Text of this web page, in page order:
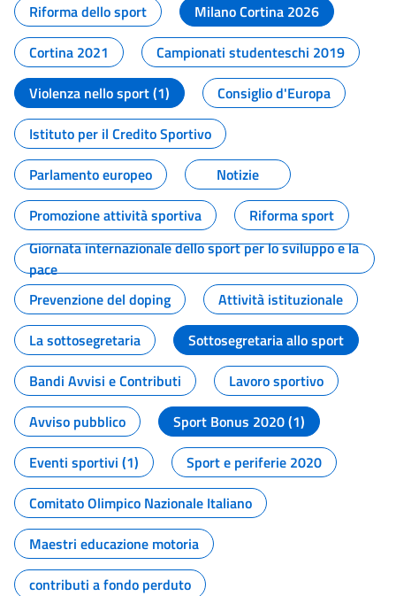
Riforma dello sport
Milano Cortina 2026
Cortina 2021
Campionati studenteschi 2019
Violenza nello sport (1)
Consiglio d'Europa
Istituto per il Credito Sportivo
Parlamento europeo
Notizie
Promozione attività sportiva
Riforma sport
Giornata internazionale dello sport per lo sviluppo e la
pace
Prevenzione del doping
Attività istituzionale
La sottosegretaria
Sottosegretaria allo sport
Bandi Avvisi e Contributi
Lavoro sportivo
Avviso pubblico
Sport Bonus 2020 (1)
Eventi sportivi (1)
Sport e periferie 2020
Comitato Olimpico Nazionale Italiano
Maestri educazione motoria
contributi a fondo perduto